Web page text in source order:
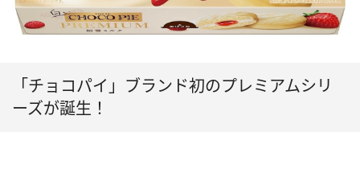
「チョコパイ」ブランド初のプレミアムシリ
ーズが誕生！